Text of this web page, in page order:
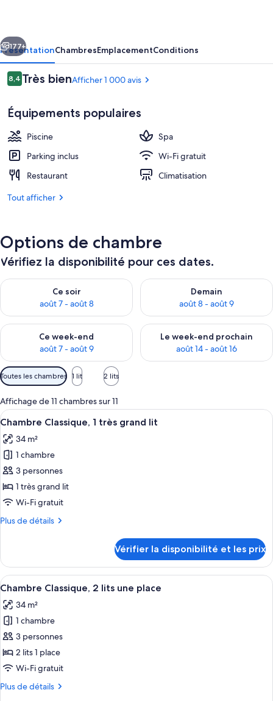
Dubai
Literie de qualité supérieure, couette
Suivant
177+
PrésentationChambresEmplacementConditions
Avis
voyageurs
8,48,4 sur 10
Très bienAfficher 1 000 avis
Équipements populaires
Piscine
Spa
Parking inclus
Wi-Fi gratuit
Restaurant
Climatisation
Tout afficher
Options de chambre
Vérifiez la disponibilité pour ces dates.
Ce soir
août 7 - août 8
Vérifier la disponibilité pour ce soir août 7 - août 8
Demain
août 8 - août 9
Vérifier la disponibilité pour
Ce week-end
août 7 - août 9
Vérifier la disponibilité pour ce week-end août 7 - août 9
Le week-end prochain
août 14 - août 16
Vérifier la disponibilité pour
Filtres
disponibles
pour
les
chambres
Toutes les chambres 1 lit 2 lits
Affichage de 11 chambres sur 11
Afficher
toutes
les
photos
pour
ce
type
chambre :
très
grand
lit
Une chambre d’hôtel moderne,
21
Chambre Classique, 1 très grand lit
34 m²
1 chambre
3 personnes
1 très grand lit
Wi-Fi gratuit
Plus de détails
Plus
le
type
de
Chambre
Classique,
très
grand
lit
Vérifier la disponibilité et les prix
Afficher
toutes
les
photos
pour
ce
type
chambre :
Une chambre d’hôtel avec deux
22
Chambre Classique, 2 lits une place
34 m²
1 chambre
3 personnes
2 lits 1 place
Wi-Fi gratuit
Plus de détails
Plus